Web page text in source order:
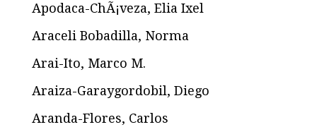
Apodaca-ChÃ¡veza, Elia Ixel
Araceli Bobadilla, Norma
Arai-Ito, Marco M.
Araiza-Garaygordobil, Diego
Aranda-Flores, Carlos